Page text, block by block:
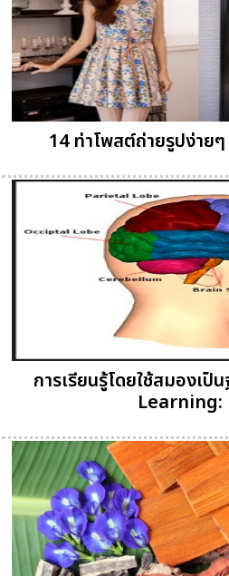
14 ท่าโพสต์ถ่ายรูปง่าย
การเรียนรู้โดยใช้สมองเ
Learning: